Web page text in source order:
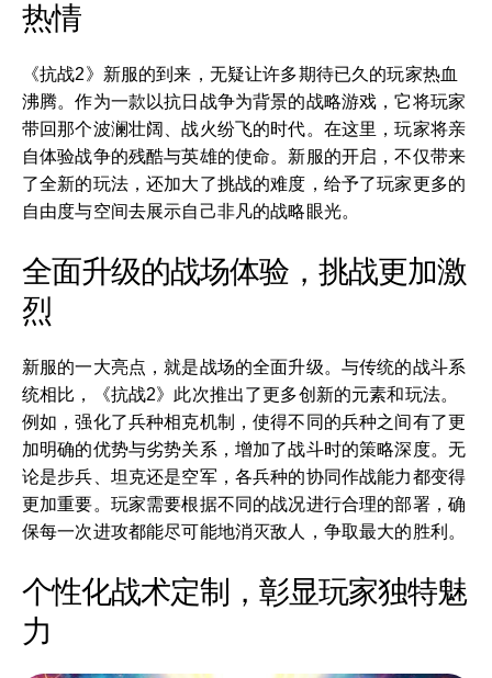
热情
《抗战2》新服的到来，无疑让许多期待已久的玩家热血
沸腾。作为一款以抗日战争为背景的战略游戏，它将玩家
带回那个波澜壮阔、战火纷飞的时代。在这里，玩家将亲
自体验战争的残酷与英雄的使命。新服的开启，不仅带来
了全新的玩法，还加大了挑战的难度，给予了玩家更多的
自由度与空间去展示自己非凡的战略眼光。
全面升级的战场体验，挑战更加激
烈
新服的一大亮点，就是战场的全面升级。与传统的战斗系
统相比，《抗战2》此次推出了更多创新的元素和玩法。
例如，强化了兵种相克机制，使得不同的兵种之间有了更
加明确的优势与劣势关系，增加了战斗时的策略深度。无
论是步兵、坦克还是空军，各兵种的协同作战能力都变得
更加重要。玩家需要根据不同的战况进行合理的部署，确
保每一次进攻都能尽可能地消灭敌人，争取最大的胜利。
个性化战术定制，彰显玩家独特魅
力